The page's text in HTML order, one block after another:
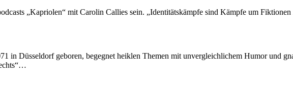
„Kapriolen“ mit Carolin Callies sein. „Identitätskämpfe sind Kämpfe um
in Düsseldorf geboren, begegnet heiklen Themen mit unvergleichlichem Humor und